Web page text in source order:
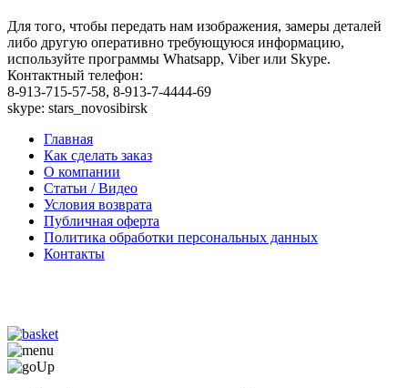
Для того, чтобы передать нам изображения, замеры деталей
либо другую оперативно требующуюся информацию,
используйте программы Whatsapp, Viber или Skype.
Контактный телефон:
8-913-715-57-58, 8-913-7-4444-69
skype: stars_novosibirsk
Главная
Как сделать заказ
О компании
Статьи / Видео
Условия возврата
Публичная оферта
Политика обработки персональных данных
Контакты